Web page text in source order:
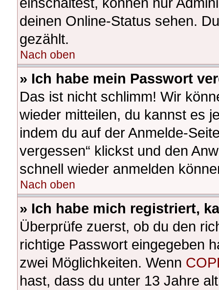
deinen Online-Status sehen.
gezählt.
Nach oben
» Ich habe mein Passwort
Das ist nicht schlimm! Wir
wieder mitteilen, du kannst es
indem du auf der Anmelde-
vergessen“ klickst und den
schnell wieder anmelden
Nach oben
» Ich habe mich registriert,
Überprüfe zuerst, ob du den
richtige Passwort eingegeben
zwei Möglichkeiten. Wenn
hast, dass du unter 13 Jahre